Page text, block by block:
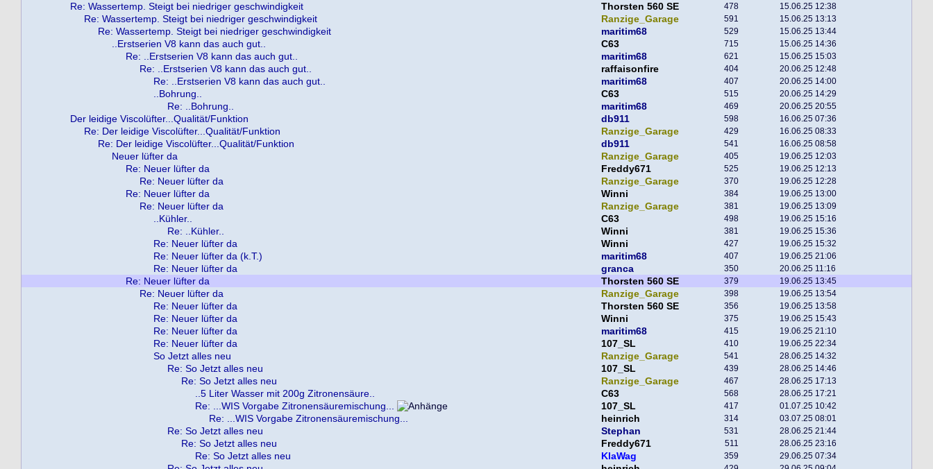
Re: Wassertemp. Steigt bei niedriger geschwindigkeit Thorsten 560 SE 478 15.06.25 12:38
Re: Wassertemp. Steigt bei niedriger geschwindigkeit Ranzige_Garage 591 15.06.25 13:13
Re: Wassertemp. Steigt bei niedriger geschwindigkeit maritim68 529 15.06.25 13:44
..Erstserien V8 kann das auch gut.. C63 715 15.06.25 14:36
Re: ..Erstserien V8 kann das auch gut.. maritim68 621 15.06.25 15:03
Re: ..Erstserien V8 kann das auch gut.. raffaisonfire 404 20.06.25 12:48
Re: ..Erstserien V8 kann das auch gut.. maritim68 407 20.06.25 14:00
..Bohrung.. C63 515 20.06.25 14:29
Re: ..Bohrung.. maritim68 469 20.06.25 20:55
Der leidige Viscolüfter...Qualität/Funktion db911 598 16.06.25 07:36
Re: Der leidige Viscolüfter...Qualität/Funktion Ranzige_Garage 429 16.06.25 08:33
Re: Der leidige Viscolüfter...Qualität/Funktion db911 541 16.06.25 08:58
Neuer lüfter da Ranzige_Garage 405 19.06.25 12:03
Re: Neuer lüfter da Freddy671 525 19.06.25 12:13
Re: Neuer lüfter da Ranzige_Garage 370 19.06.25 12:28
Re: Neuer lüfter da Winni 384 19.06.25 13:00
Re: Neuer lüfter da Ranzige_Garage 381 19.06.25 13:09
..Kühler.. C63 498 19.06.25 15:16
Re: ..Kühler.. Winni 381 19.06.25 15:36
Re: Neuer lüfter da Winni 427 19.06.25 15:32
Re: Neuer lüfter da (k.T.) maritim68 407 19.06.25 21:06
Re: Neuer lüfter da granca 350 20.06.25 11:16
Re: Neuer lüfter da Thorsten 560 SE 379 19.06.25 13:45
Re: Neuer lüfter da Ranzige_Garage 398 19.06.25 13:54
Re: Neuer lüfter da Thorsten 560 SE 356 19.06.25 13:58
Re: Neuer lüfter da Winni 375 19.06.25 15:43
Re: Neuer lüfter da maritim68 415 19.06.25 21:10
Re: Neuer lüfter da 107_SL 410 19.06.25 22:34
So Jetzt alles neu Ranzige_Garage 541 28.06.25 14:32
Re: So Jetzt alles neu 107_SL 439 28.06.25 14:46
Re: So Jetzt alles neu Ranzige_Garage 467 28.06.25 17:13
..5 Liter Wasser mit 200g Zitronensäure.. C63 568 28.06.25 17:21
Re: ...WIS Vorgabe Zitronensäuremischung... 107_SL 417 01.07.25 10:42
Re: ...WIS Vorgabe Zitronensäuremischung... heinrich 314 03.07.25 08:01
Re: So Jetzt alles neu Stephan 531 28.06.25 21:44
Re: So Jetzt alles neu Freddy671 511 28.06.25 23:16
Re: So Jetzt alles neu KlaWag 359 29.06.25 07:34